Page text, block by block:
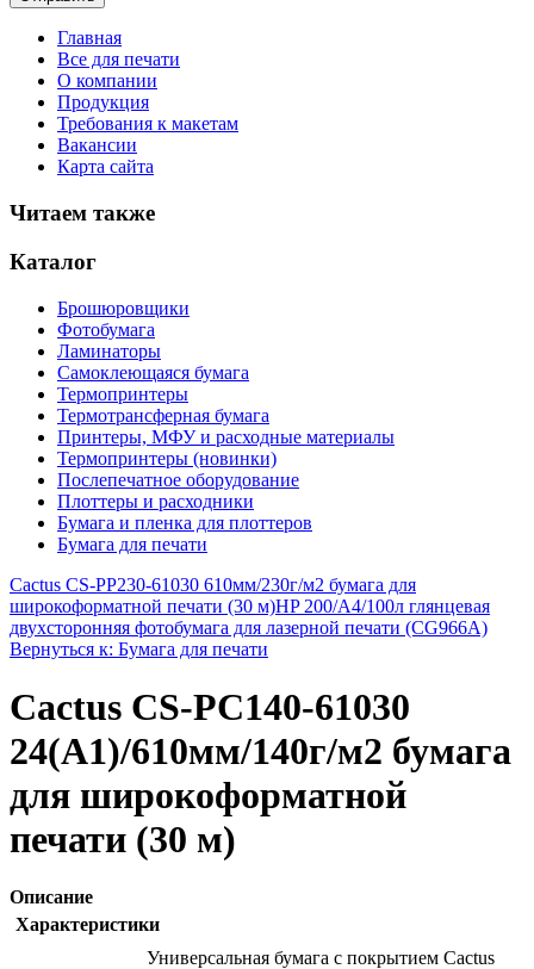
Главная
Все для печати
О компании
Продукция
Требования к макетам
Вакансии
Карта сайта
Читаем также
Каталог
Брошюровщики
Фотобумага
Ламинаторы
Самоклеющаяся бумага
Термопринтеры
Термотрансферная бумага
Принтеры, МФУ и расходные материалы
Термопринтеры (новинки)
Послепечатное оборудование
Плоттеры и расходники
Бумага и пленка для плоттеров
Бумага для печати
Cactus CS-PP230-61030 610мм/230г/м2 бумага для
широкоформатной печати (30 м)HP 200/A4/100л глянцевая
двухсторонняя фотобумага для лазерной печати (CG966A)
Вернуться к: Бумага для печати
Cactus CS-PC140-61030
24(A1)/610мм/140г/м2 бумага
для широкоформатной
печати (30 м)
Описание
Характеристики
Универсальная бумага с покрытием Cactus